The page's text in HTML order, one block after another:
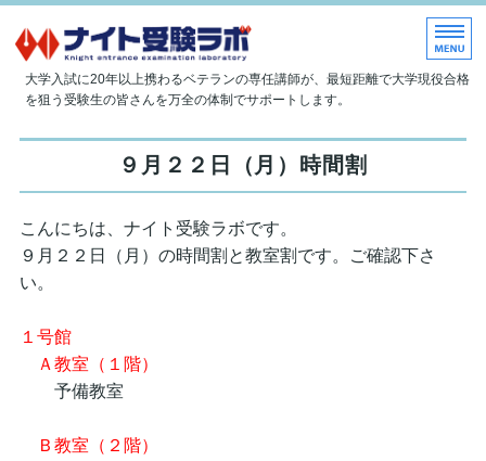
大学現役合格指導塾 ナイト
大学入試に20年以上携わるベテランの専任講師が、最短距離で大学現役合格
を狙う受験生の皆さんを万全の体制でサポートします。
ホーム
授業内容
入塾のご案内
９月２２日（月）時間割
こんにちは、ナイト受験ラボです。
９月２２日（月）の時間割と教室割です。ご確認下さ
い。
１号館
Ａ教室（１階）
予備教室
Ｂ教室（２階）